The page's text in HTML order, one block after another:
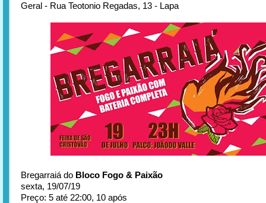
Geral - Rua Teotonio Regadas, 13 - Lapa
Bregarraiá do Bloco Fogo & Paixão
sexta, 19/07/19
Preço: 5 até 22:00, 10 após